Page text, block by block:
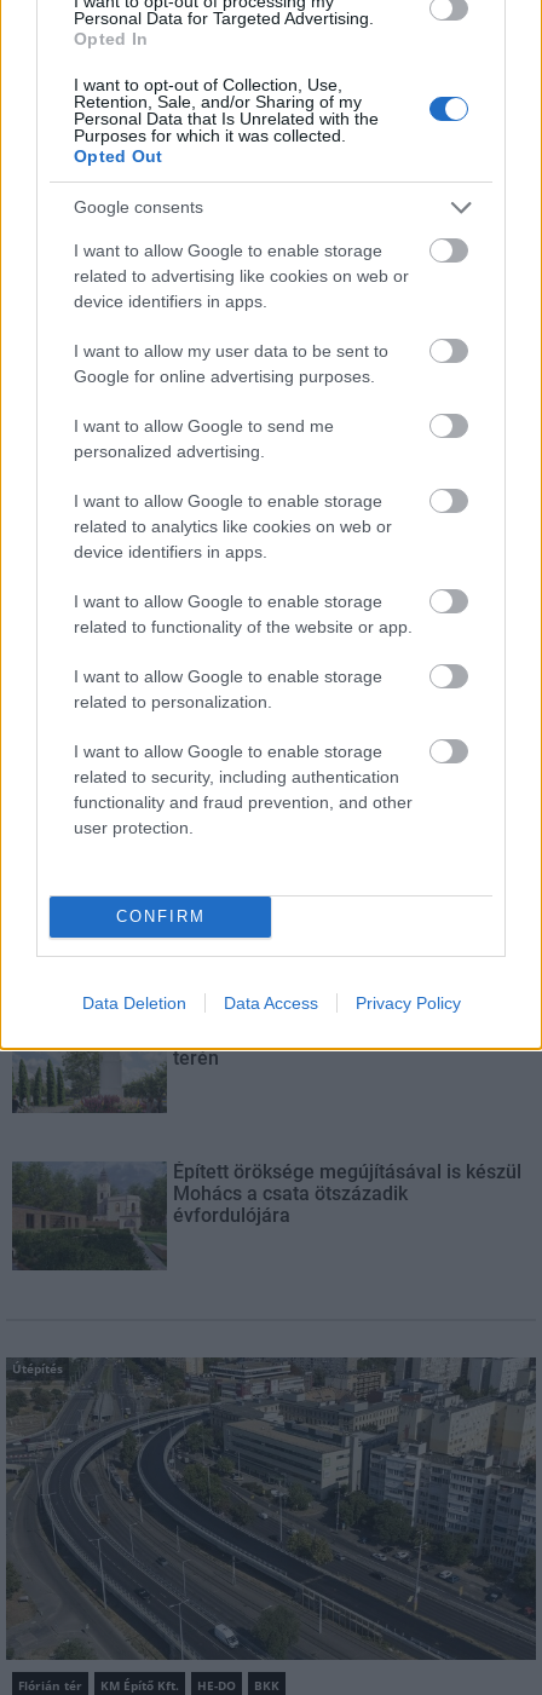
Personal Data for Targeted Advertising.
Opted In
I want to opt-out of Collection, Use,
Retention, Sale, and/or Sharing of my
Personal Data that Is Unrelated with the
Purposes for which it was collected.
Opted Out
Google consents
I want to allow Google to enable storage
related to advertising like cookies on web or
device identifiers in apps.
I want to allow my user data to be sent to
Google for online advertising purposes.
I want to allow Google to send me
personalized advertising.
I want to allow Google to enable storage
related to analytics like cookies on web or
device identifiers in apps.
I want to allow Google to enable storage
related to functionality of the website or app.
I want to allow Google to enable storage
related to personalization.
I want to allow Google to enable storage
related to security, including authentication
functionality and fraud prevention, and other
user protection.
CONFIRM
Data Deletion Data Access Privacy Policy
Paks paksi atomerőmű
Paks II.: Mit jelent az 5. blokk új mérföldköve a
felülvizsgálat árnyékában?
Megkezdődött az 5. blokk reaktorépületének alaplemez-
kivitelezése, miközben a felülvizsgálat arra keresi a választ,
hogy a megváltozott gazdasági és geopolitikai környezetben
milyen feltételek mellett érdemes továbbvinni Magyarország
egyik legnagyobb beruházását.
Elkészült a Liszt Ferenc repülőtér közelében lévő
logisztikai bázis út- és közműhálózatának fejlesztése
Komplex infrastruktúra-rendszert épített a Colas Alterra Zrt. a
csapadékvíz-elvezető rendszerek, az út- és külső elektromos
hálózat kiépítés a legújabb, logisztikai csarnok kiszolgálását
szolgálja.
Még több zöld, még több virág és új
terén
Épített öröksége megújításával is készül
Mohács a csata ötszázadik
évfordulójára
Útépítés
Flórián tér KM Építő Kft. HE-DO BKK